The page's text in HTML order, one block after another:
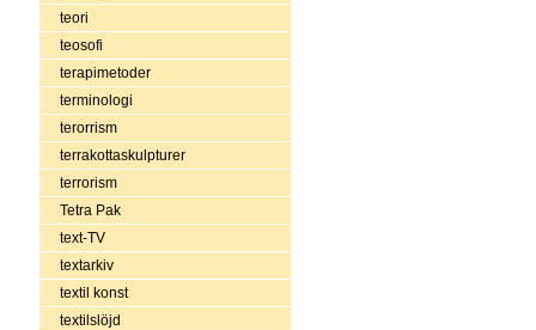
teori
teosofi
terapimetoder
terminologi
terorrism
terrakottaskulpturer
terrorism
Tetra Pak
text-TV
textarkiv
textil konst
textilslöjd